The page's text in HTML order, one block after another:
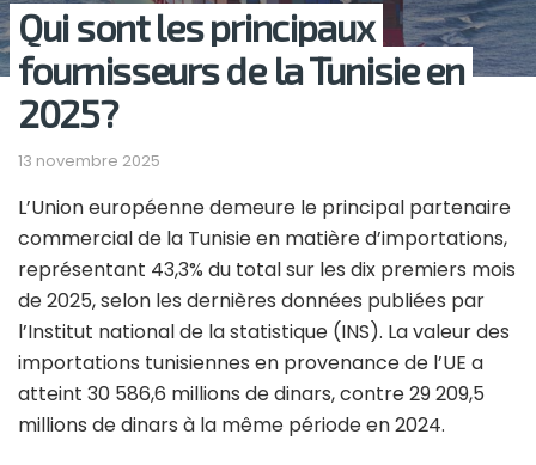
Qui sont les principaux
fournisseurs de la Tunisie en
2025?
13 novembre 2025
L’Union européenne demeure le principal partenaire
commercial de la Tunisie en matière d’importations,
représentant 43,3% du total sur les dix premiers mois
de 2025, selon les dernières données publiées par
l’Institut national de la statistique (INS). La valeur des
importations tunisiennes en provenance de l’UE a
atteint 30 586,6 millions de dinars, contre 29 209,5
millions de dinars à la même période en 2024.